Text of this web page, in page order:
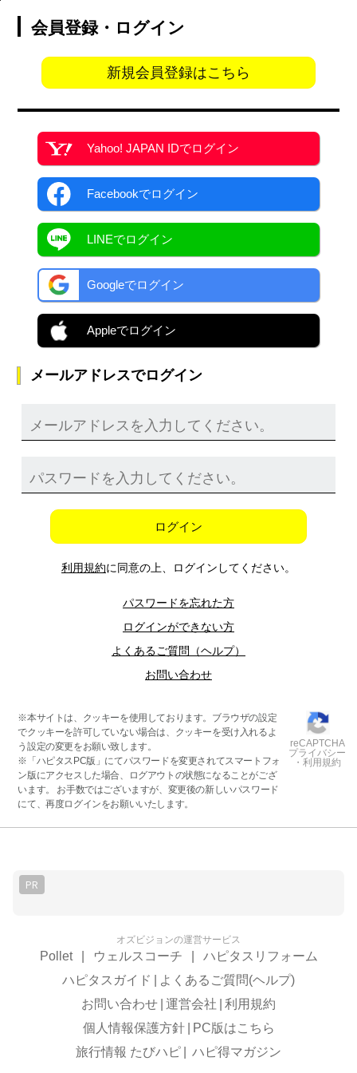
会員登録・ログイン
新規会員登録はこちら
Yahoo! JAPAN IDでログイン
Facebookでログイン
LINEでログイン
Googleでログイン
Appleでログイン
メールアドレスでログイン
ログイン
利用規約に同意の上、ログインしてください。
パスワードを忘れた方
ログインができない方
よくあるご質問（ヘルプ）
お問い合わせ
※本サイトは、クッキーを使用しております。ブラウザの設定
でクッキーを許可していない場合は、クッキーを受け入れるよ
う設定の変更をお願い致します。
※「ハピタスPC版」にてパスワードを変更されてスマートフォ
ン版にアクセスした場合、ログアウトの状態になることがござ
います。 お手数ではございますが、変更後の新しいパスワード
にて、再度ログインをお願いいたします。
reCAPTCHA
プライバシー
・利用規約
PR
オズビジョンの運営サービス
Pollet ウェルスコーチ
ハピタスリフォーム
ハピタスガイド
よくあるご質問(ヘルプ)
お問い合わせ 運営会社
利用規約
個人情報保護方針
PC版はこちら
旅行情報 たびハピ
ハピ得マガジン